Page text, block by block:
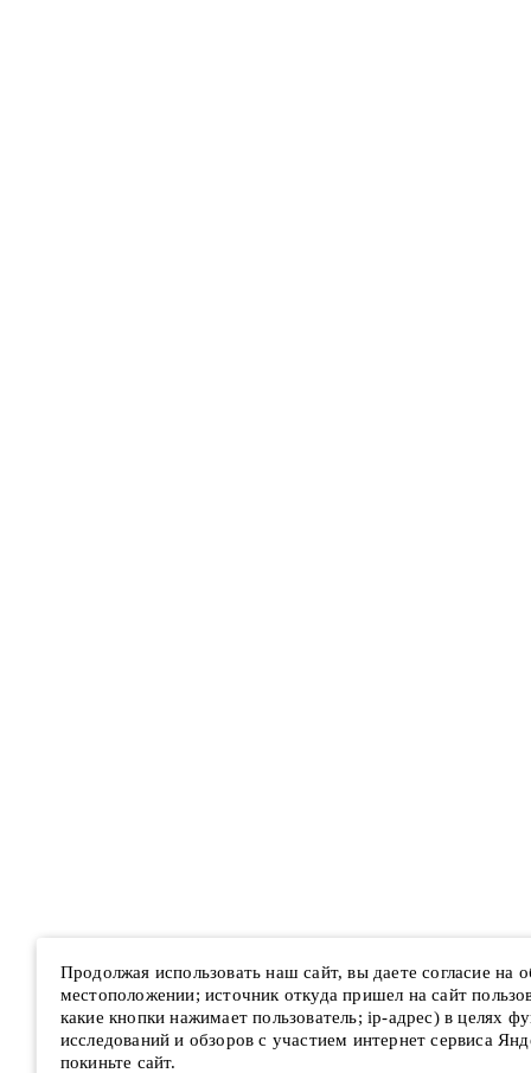
Продолжая использовать наш сайт, вы даете согласие на
местоположении; источник откуда пришел на сайт
какие кнопки нажимает пользователь; ip-адрес) в целях
исследований и обзоров с участием интернет сервиса
покиньте сайт.